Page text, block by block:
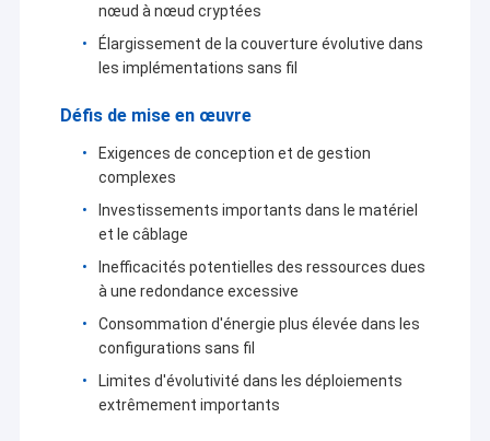
nœud à nœud cryptées
Élargissement de la couverture évolutive dans
les implémentations sans fil
Défis de mise en œuvre
Exigences de conception et de gestion
complexes
Investissements importants dans le matériel
et le câblage
Inefficacités potentielles des ressources dues
à une redondance excessive
Consommation d'énergie plus élevée dans les
configurations sans fil
Limites d'évolutivité dans les déploiements
extrêmement importants